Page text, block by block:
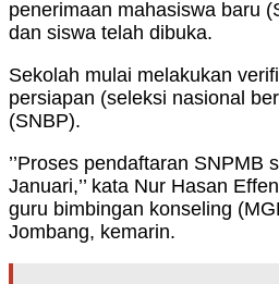
penerimaan mahasiswa baru
dan siswa telah dibuka.
Sekolah mulai melakukan
persiapan (seleksi nasional
(SNBP).
’’Proses pendaftaran SNPMB
Januari,’’ kata Nur Hasan
guru bimbingan konseling
Jombang, kemarin.